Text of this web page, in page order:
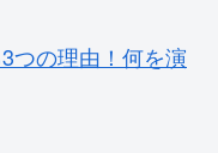
つの理由！何を演